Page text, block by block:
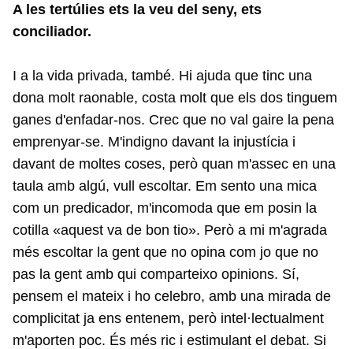
A les tertúlies ets la veu del seny, ets
conciliador.
I a la vida privada, també. Hi ajuda que tinc una
dona molt raonable, costa molt que els dos tinguem
ganes d'enfadar-nos. Crec que no val gaire la pena
emprenyar-se. M'indigno davant la injustícia i
davant de moltes coses, però quan m'assec en una
taula amb algú, vull escoltar. Em sento una mica
com un predicador, m'incomoda que em posin la
cotilla «aquest va de bon tio». Però a mi m'agrada
més escoltar la gent que no opina com jo que no
pas la gent amb qui comparteixo opinions. Sí,
pensem el mateix i ho celebro, amb una mirada de
complicitat ja ens entenem, però intel·lectualment
m'aporten poc. És més ric i estimulant el debat. Si